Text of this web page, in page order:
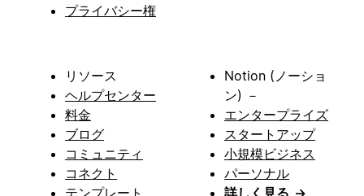
プライバシー権
リソース
ヘルプセンター
料金
ブログ
コミュニティ
コネクト
テンプレート
Notion (ノーショ
ン) －
エンタープライズ
スタートアップ
小規模ビジネス
パーソナル
詳しく見る →